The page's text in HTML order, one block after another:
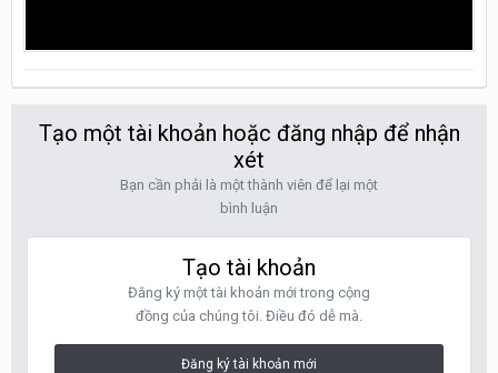
Tạo một tài khoản hoặc đăng nhập để nhận
xét
Bạn cần phải là một thành viên để lại một
bình luận
Tạo tài khoản
Đăng ký một tài khoản mới trong cộng
đồng của chúng tôi. Điều đó dễ mà.
Đăng ký tài khoản mới